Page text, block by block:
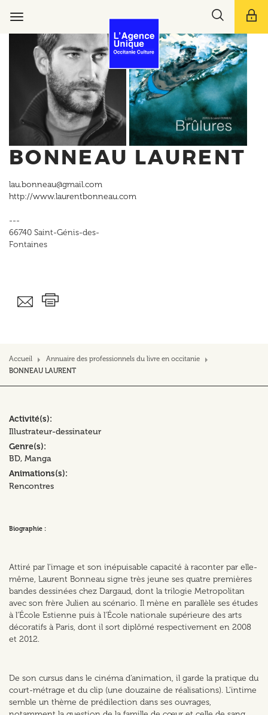
navigation
Toggle
bar
BONNEAU LAURENT
lau.bonneau@gmail.com
http://www.laurentbonneau.com
---
66740 Saint-Génis-des-
Fontaines
Accueil
Annuaire des professionnels du livre en occitanie
BONNEAU LAURENT
Activité(s)
Illustrateur-dessinateur
Genre(s)
BD, Manga
Animations(s)
Rencontres
Biographie :
Attiré par l’image et son inépuisable capacité à raconter par elle-
même, Laurent Bonneau signe très jeune ses quatre premières
bandes dessinées chez Dargaud, dont la trilogie Metropolitan
avec son frère Julien au scénario. Il mène en parallèle ses études
à l’École Estienne puis à l’École nationale supérieure des arts
décoratifs à Paris, dont il sort diplômé respectivement en 2008
et 2012.
De son cursus dans le cinéma d’animation, il garde la pratique du
court-métrage et du clip (une douzaine de réalisations). L’intime
semble un thème de prédilection dans ses ouvrages,